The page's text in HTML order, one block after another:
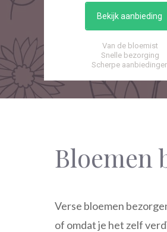
Bekijk aanbieding
Van de bloemist
Snelle bezorging
Scherpe
Bloemen
Verse bloemen
of omdat je het zelf